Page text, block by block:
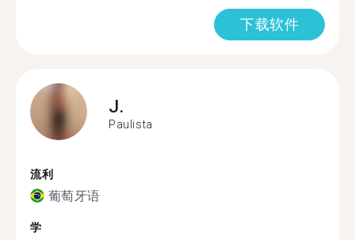
下载软件
J.
Paulista
流利
葡萄牙语
学